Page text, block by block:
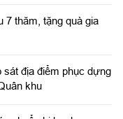
7 thăm, tặng quà gia
sát địa điểm phục dựng
khu